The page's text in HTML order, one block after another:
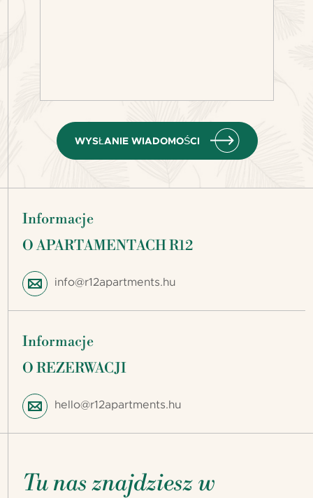
WYSŁANIE WIADOMOŚCI
Informacje
O APARTAMENTACH R12
info@r12apartments.hu
Informacje
O REZERWACJI
hello@r12apartments.hu
Tu nas znajdziesz w